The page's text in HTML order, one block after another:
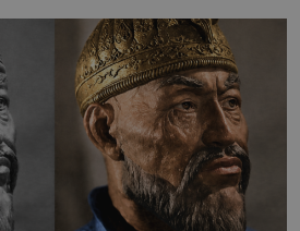
boje. Za manželku má